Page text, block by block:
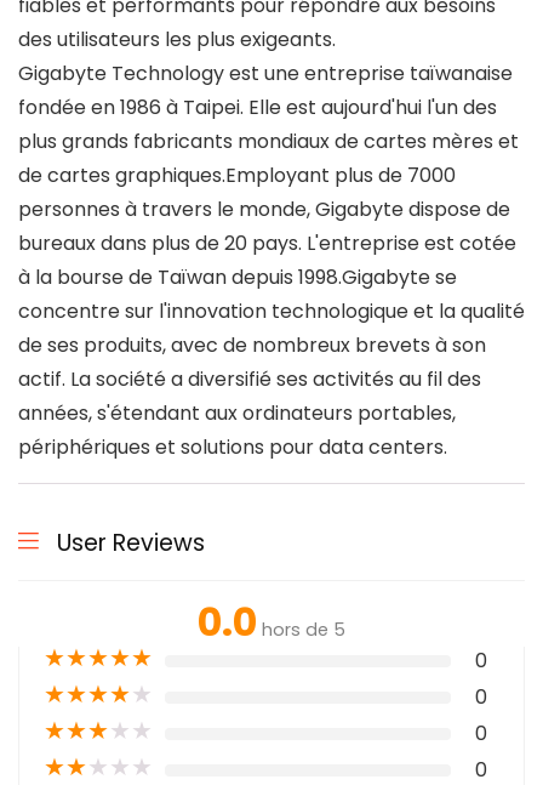
des utilisateurs les plus exigeants.
Gigabyte Technology est une entreprise taïwanaise
fondée en 1986 à Taipei. Elle est aujourd'hui l'un des
plus grands fabricants mondiaux de cartes mères et
de cartes graphiques.Employant plus de 7000
personnes à travers le monde, Gigabyte dispose de
bureaux dans plus de 20 pays. L'entreprise est cotée
à la bourse de Taïwan depuis 1998.Gigabyte se
concentre sur l'innovation technologique et la qualité
de ses produits, avec de nombreux brevets à son
actif. La société a diversifié ses activités au fil des
années, s'étendant aux ordinateurs portables,
périphériques et solutions pour data centers.
User Reviews
0.0 hors de 5
★★★★★ 0
★★★★★ 0
★★★★★ 0
★★★★★ 0